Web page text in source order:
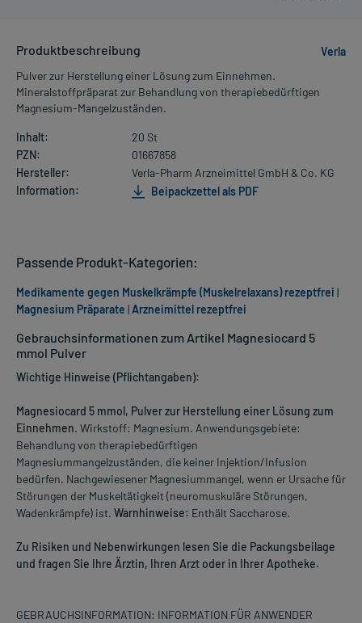
Produktbeschreibung
Verla
Pulver zur Herstellung einer Lösung zum Einnehmen.
Mineralstoffpräparat zur Behandlung von therapiebedürftigen
Magnesium-Mangelzuständen.
Inhalt:
20 St
PZN:
01667858
Hersteller:
Verla-Pharm Arzneimittel GmbH & Co. KG
Information:
Beipackzettel als PDF
Gebrauchsinformationen zum Artikel Magnesiocard 5
mmol Pulver
Wichtige Hinweise (Pflichtangaben):
Magnesiocard 5 mmol, Pulver zur Herstellung einer Lösung zum
Einnehmen. Wirkstoff: Magnesium. Anwendungsgebiete:
Behandlung von therapiebedürftigen
Magnesiummangelzuständen, die keiner Injektion/Infusion
bedürfen. Nachgewiesener Magnesiummangel, wenn er Ursache für
Störungen der Muskeltätigkeit (neuromuskuläre Störungen,
Wadenkrämpfe) ist. Warnhinweise: Enthält Saccharose.
Zu Risiken und Nebenwirkungen lesen Sie die Packungsbeilage
und fragen Sie Ihre Ärztin, Ihren Arzt oder in Ihrer Apotheke.
GEBRAUCHSINFORMATION: INFORMATION FÜR ANWENDER
Passende Produkt-Kategorien:
Medikamente gegen Muskelkrämpfe (Muskelrelaxans) rezeptfrei |
Magnesium Präparate |Arzneimittel rezeptfrei